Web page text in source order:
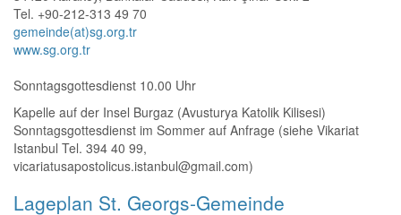
Tel. +90-212-313 49 70
gemeinde(at)sg.org.tr
www.sg.org.tr
Sonntagsgottesdienst 10.00 Uhr
Kapelle auf der Insel Burgaz (Avusturya Katolik Kilisesi)
Sonntagsgottesdienst im Sommer auf Anfrage (siehe Vikariat
Istanbul Tel. 394 40 99,
vicariatusapostolicus.istanbul@gmail.com)
Lageplan St. Georgs-Gemeinde